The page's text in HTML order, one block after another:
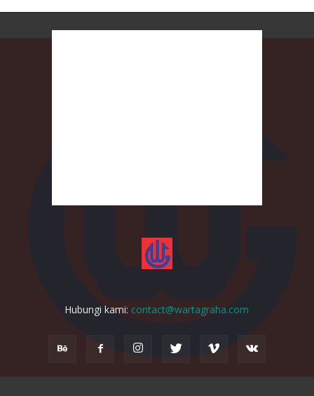
Hubungi kami: contact@wartagraha.com